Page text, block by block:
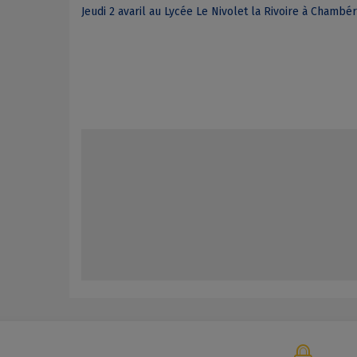
Jeudi 2 avaril au Lycée Le Nivolet la Rivoire à